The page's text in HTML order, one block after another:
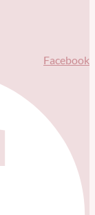
Facebook